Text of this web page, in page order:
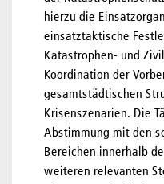
hierzu die
einsatztaktische
Katastrophen- und
Koordination der
gesamtstädtischen
Krisenszenarien. Die
Abstimmung mit den
Bereichen innerhalb
weiteren relevanten